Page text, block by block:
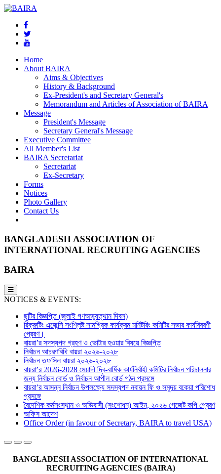
Home
About BAIRA
Aims & Objectives
History & Background
Ex-President's and Secretary General's
Memorandum and Articles of Association of BAIRA
Message
President's Message
Secretary General's Message
Executive Committee
All Member's List
BAIRA Secretariat
Secretariat
Ex-Secretary
Forms
Notices
Photo Gallery
Contact Us
BANGLADESH ASSOCIATION OF
INTERNATIONAL RECRUITING AGENCIES
BAIRA
NOTICES & EVENTS:
ছুটির বিজ্ঞপ্তি (জুলাই গণঅভ্যুত্থান দিবস)
রিক্রুটিং এজেন্সি সংশ্লিষ্ট সামগ্রিক কার্যক্রম মনিটরিং কমিটির সভার কার্যবিবরণী
প্রেরণ।
বায়রা’র সদস্যপদ গ্রহণ ও ভোটার হওয়ার বিষয়ে বিজ্ঞপ্তি
নির্বাচন আচরণবিধি বায়রা ২০২৬-২০২৮
নির্বাচন তফসিল বায়রা ২০২৬-২০২৮
বায়রা’র 2026-2028 মেয়াদী দ্বি-বার্ষিক কার্যনির্বাহী কমিটির নির্বাচন পরিচালনার
জন্য নির্বাচন বোর্ড ও নির্বাচন আপীল বোর্ড গঠন প্রসঙ্গে
বায়রা’র আসন্ন নির্বাচন উপলক্ষ্যে সদস্যপদ নবায়ন ফি ও সমুদয় বকেয়া পরিশোধ
প্রসঙ্গে
বৈদেশিক কর্মসংস্থান ও অভিবাসী (সংশোধন) আইন, ২০২৬ গেজেট কপি প্রেরণ
অফিস আদেশ
Office Order (in favour of Secretary, BAIRA to travel USA)
BANGLADESH ASSOCIATION OF INTERNATIONAL
RECRUITING AGENCIES (BAIRA)